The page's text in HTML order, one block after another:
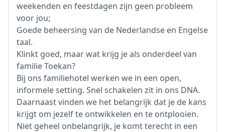
weekenden en feestdagen zijn geen probleem
voor jou;
Goede beheersing van de Nederlandse en Engelse
taal.
Klinkt goed, maar wat krijg je als onderdeel van
familie Toekan?
Bij ons familiehotel werken we in een open,
informele setting. Snel schakelen zit in ons DNA.
Daarnaast vinden we het belangrijk dat je de kans
krijgt om jezelf te ontwikkelen en te ontplooien.
Niet geheel onbelangrijk, je komt terecht in een